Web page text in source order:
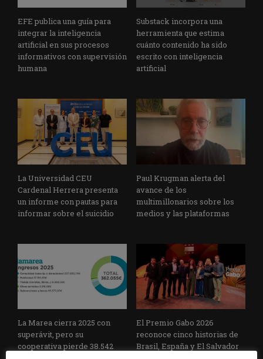
EFE publica una guía para
integrar la inteligencia
artificial en sus procesos
informativos con supervisión
humana
Substack incorpora una
herramienta que estima
cuánto contenido ha sido
escrito con inteligencia
artificial
La Universidad CEU
Cardenal Herrera presenta
un informe con pautas para
informar sobre el suicidio
Paul Krugman alerta del
avance de los
multimillonarios sobre los
medios y las plataformas
La Marea cierra 2025 con
superávit, pero su
cooperativa pierde 38.542
El Premio Gabo 2026
reconoce cinco historias de
Brasil, España y El Salvador